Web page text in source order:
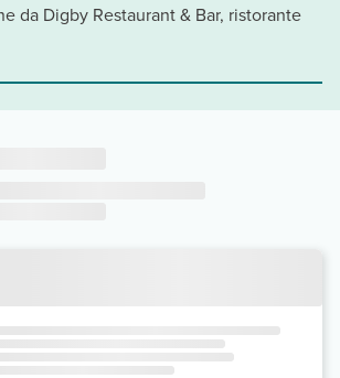
da Digby Restaurant & Bar, ristorante